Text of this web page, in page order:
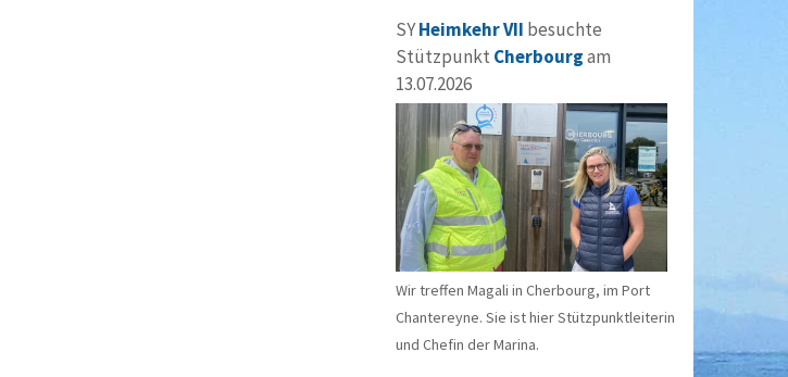
SYHeimkehr VII besuchte
Stützpunkt Cherbourgam
13.07.2026
Wir treffen Magali in Cherbourg, im Port
Chantereyne. Sie ist hier Stützpunktleiterin
und Chefin der Marina.